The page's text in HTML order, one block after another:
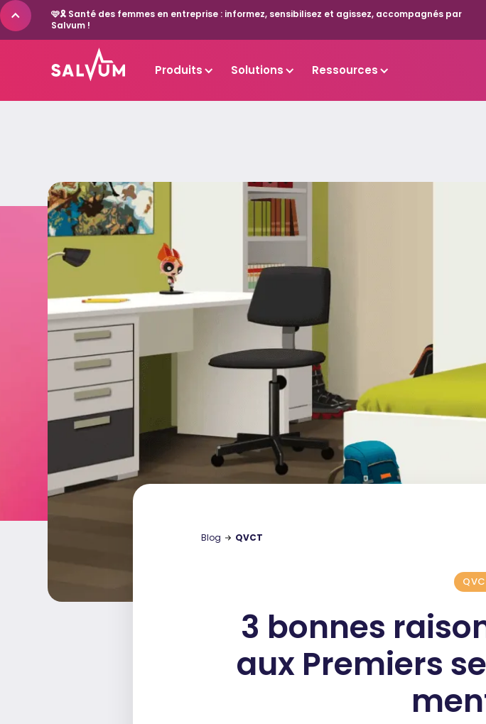
🩷🎗️ Santé des femmes en entreprise : informez, sensibilisez et agissez, accompagnés par
Salvum !
Produits Solutions Ressources
Blog QVCT
3 bonnes
aux Premiers